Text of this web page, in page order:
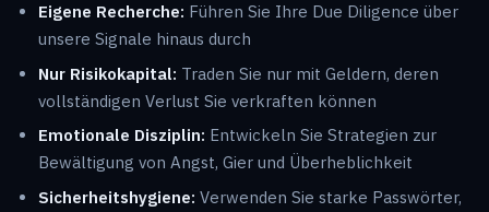
Eigene Recherche: Führen Sie Ihre Due Diligence über
unsere Signale hinaus durch
Nur Risikokapital: Traden Sie nur mit Geldern, deren
vollständigen Verlust Sie verkraften können
Emotionale Disziplin: Entwickeln Sie Strategien zur
Bewältigung von Angst, Gier und Überheblichkeit
Sicherheitshygiene: Verwenden Sie starke Passwörter,